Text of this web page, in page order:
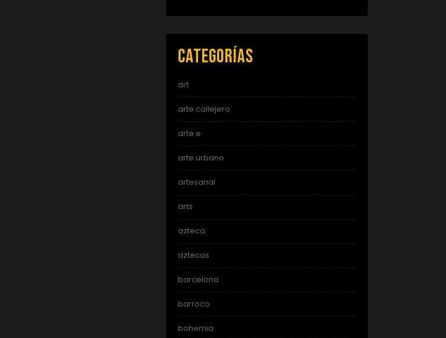
Categorías
art
arte callejero
arte e
arte urbano
artesanal
arts
azteca
aztecas
barcelona
barroco
bohemia